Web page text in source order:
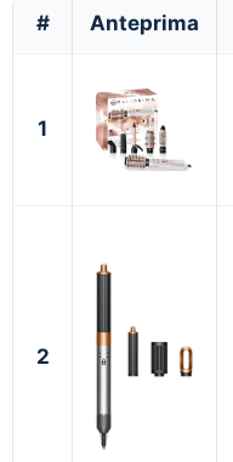
# Anteprima
1
2